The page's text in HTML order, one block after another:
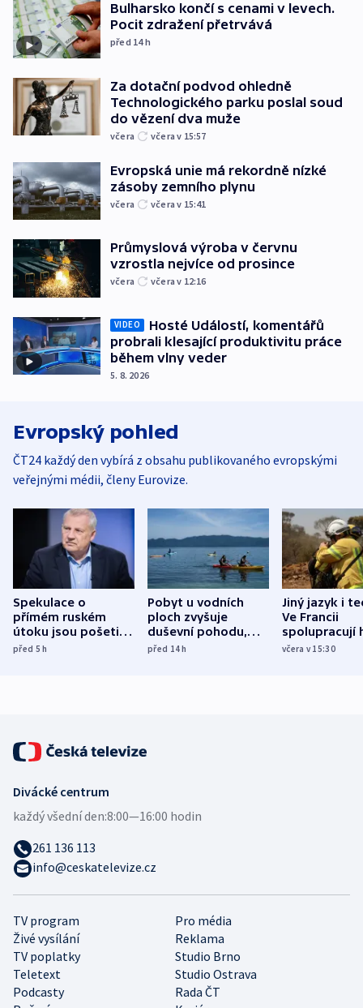
Bulharsko končí s cenami v levech.
Pocit zdražení přetrvává
před 14h
Za dotační podvod ohledně
Technologického parku poslal soud
do vězení dva muže
včera včera v 15:57
Evropská unie má rekordně nízké
zásoby zemního plynu
včera včera v 15:41
Průmyslová výroba v červnu
vzrostla nejvíce od prosince
včera včera v 12:16
VIDEO
Hosté Událostí, komentářů
probrali klesající produktivitu práce
během vlny veder
5. 8. 2026
Evropský pohled
ČT24 každý den vybírá z obsahu publikovaného evropskými
veřejnými médii, členy Eurovize.
Spekulace o
přímém ruském
útoku jsou pošetilé,
míní estonský
před 5h
Pobyt u vodních
ploch zvyšuje
duševní pohodu,
ukázala
před 14h
Jiný jazyk i
Ve Francii
spolupracují
různých zemí
včera v 15:30
TV program
Pro média
Živé vysílání
Reklama
TV poplatky
Studio Brno
Teletext
Studio Ostrava
Podcasty
Rada ČT
Divácké centrum
každý všední den:8:00—16:00 hodin
261 136 113
info@ceskatelevize.cz